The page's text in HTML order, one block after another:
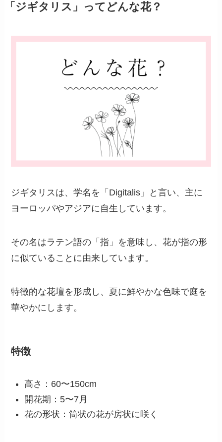
「ジギタリス」ってどんな花？
ジギタリスは、学名を「Digitalis」と言い、主に
ヨーロッパやアジアに自生しています。
その名はラテン語の「指」を意味し、花が指の形
に似ていることに由来しています。
特徴的な花壇を形成し、夏に鮮やかな色味で庭を
華やかにします。
特徴
高さ：60〜150cm
開花期：5〜7月
花の形状：筒状の花が房状に咲く